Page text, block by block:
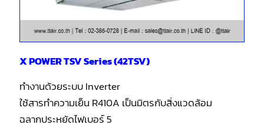
X POWER TSV Series (42TSV)
ทำงานด้วยระบบ Inverter
ใช้สารทำความเย็น R410A เป็นมิตรกับสิ่งแวดล้อม
ฉลากประหยัดไฟเบอร์ 5